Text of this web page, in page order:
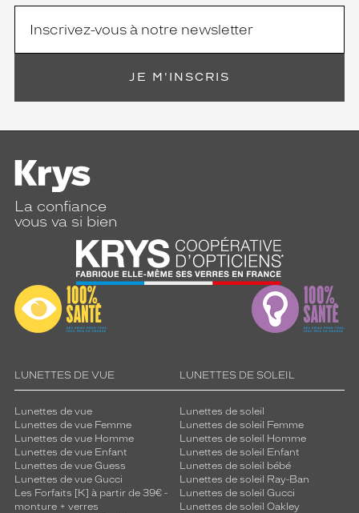
JE M'INSCRIS
La confiance
vous va si bien
LUNETTES DE VUE
Lunettes de vue
Lunettes de vue Femme
Lunettes de vue Homme
Lunettes de vue Enfant
Lunettes de vue Guess
Lunettes de vue Gucci
Les Forfaits [K] à partir de 39€ -
monture + verres
LUNETTES DE SOLEIL
Lunettes de soleil
Lunettes de soleil Femme
Lunettes de soleil Homme
Lunettes de soleil Enfant
Lunettes de soleil bébé
Lunettes de soleil Ray-Ban
Lunettes de soleil Gucci
Lunettes de soleil Oakley